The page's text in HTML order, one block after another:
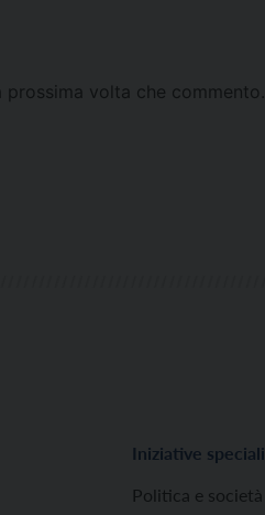
volta che commento.
Iniziative speciali
Politica e società